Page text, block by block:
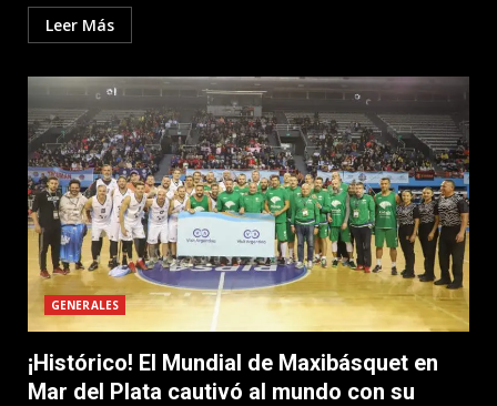
Leer Más
GENERALES
¡Histórico! El Mundial de Maxibásquet en
Mar del Plata cautivó al mundo con su